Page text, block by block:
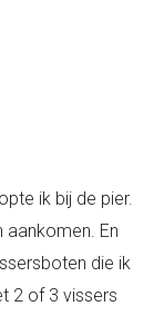
ik bij de pier.
aankomen. En
die ik
2 of 3 vissers